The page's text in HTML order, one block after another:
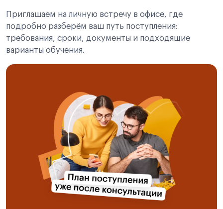
Приглашаем на личную встречу в офисе, где
подробно разберём ваш путь поступления:
требования, сроки, документы и подходящие
варианты обучения.